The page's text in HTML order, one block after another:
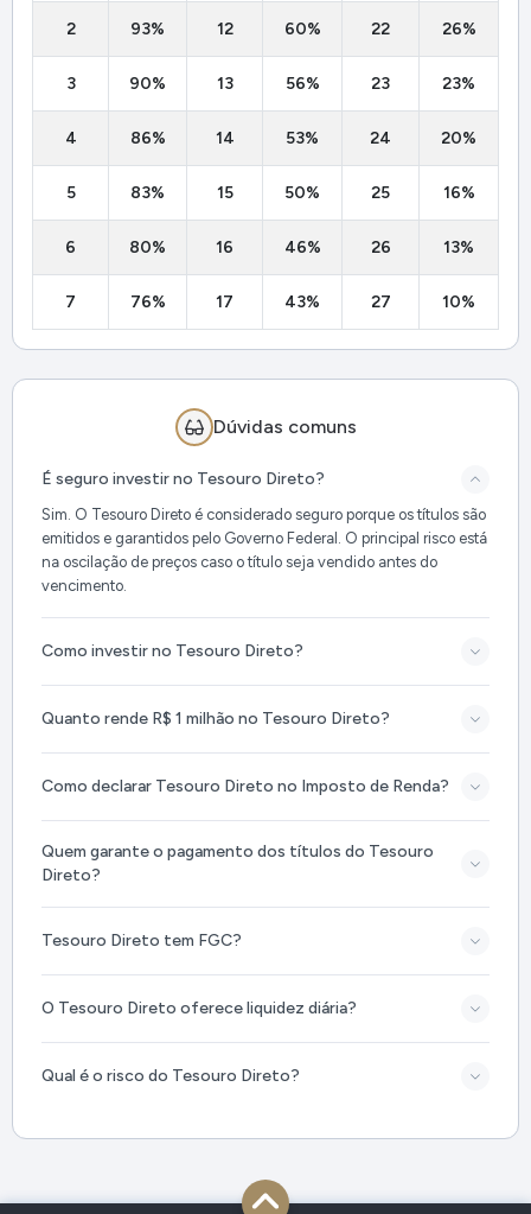
2 93% 12 60% 22 26%
3 90% 13 56% 23 23%
4 86% 14 53% 24 20%
5 83% 15 50% 25 16%
6 80% 16 46% 26 13%
7 76% 17 43% 27 10%
Dúvidas comuns
É seguro investir no Tesouro Direto?
Sim. O Tesouro Direto é considerado seguro porque os títulos são
emitidos e garantidos pelo Governo Federal. O principal risco está
na oscilação de preços caso o título seja vendido antes do
vencimento.
Como investir no Tesouro Direto?
Quanto rende R$ 1 milhão no Tesouro Direto?
Como declarar Tesouro Direto no Imposto de Renda?
Quem garante o pagamento dos títulos do Tesouro
Direto?
Tesouro Direto tem FGC?
O Tesouro Direto oferece liquidez diária?
Qual é o risco do Tesouro Direto?